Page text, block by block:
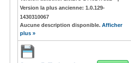
Version la plus ancienne: 1.0.129-
1430310067
Aucune description disponible. Afficher
plus »